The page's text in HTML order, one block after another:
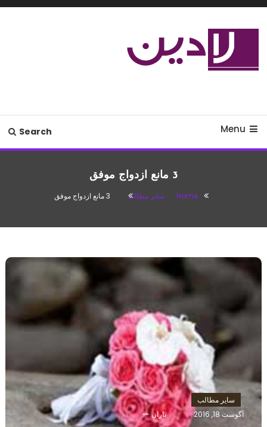
Skip
Menu
Search
3 مانع ازدواج موفق
Home سایر مطالب 3 مانع ازدواج موفق
سایر مطالب
آگوست 18, 2016
باران